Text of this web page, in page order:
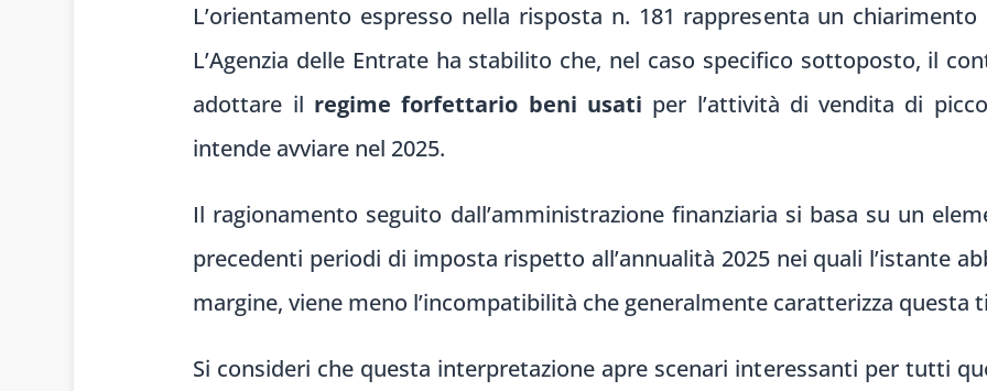
L’orientamento espresso nella risposta n. 181 rappresenta un
L’Agenzia delle Entrate ha stabilito che, nel caso specifico sottoposto, il
adottare il regime forfettario beni usati per l’attività di vendita di
intende avviare nel 2025.
Il ragionamento seguito dall’amministrazione finanziaria si basa su un
precedenti periodi di imposta rispetto all’annualità 2025 nei quali l’istante
margine, viene meno l’incompatibilità che generalmente caratterizza questa
Si consideri che questa interpretazione apre scenari interessanti per tutti